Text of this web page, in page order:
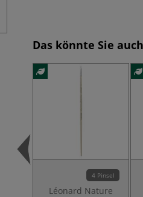
Das könnte Sie
4 Pinsel
Léonard Nature